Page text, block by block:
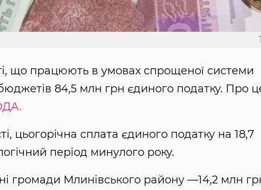
що працюють в умовах спрощеної системи
84,5 млн грн єдиного податку. Про
цьогорічна сплата єдиного податку на 18,7
період минулого року.
громади Млинівського району —14,2 млн